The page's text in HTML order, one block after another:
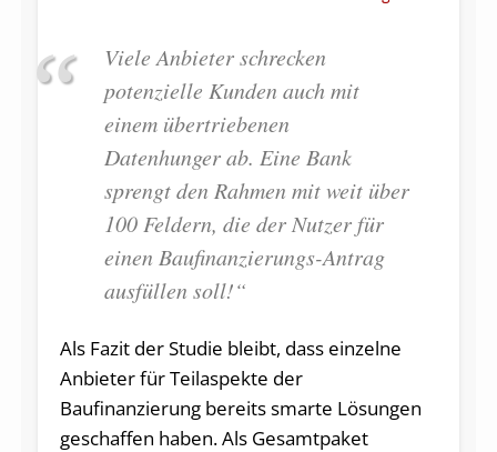
Viele Anbieter schrecken
potenzielle Kunden auch mit
einem übertriebenen
Datenhunger ab. Eine Bank
sprengt den Rahmen mit weit über
100 Feldern, die der Nutzer für
einen Baufinanzierungs-Antrag
ausfüllen soll!“
Als Fazit der Studie bleibt, dass einzelne
Anbieter für Teilaspekte der
Baufinanzierung bereits smarte Lösungen
geschaffen haben. Als Gesamtpaket